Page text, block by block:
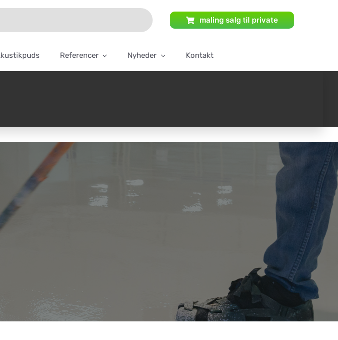
maling salg til private
Referencer Nyheder Kontakt